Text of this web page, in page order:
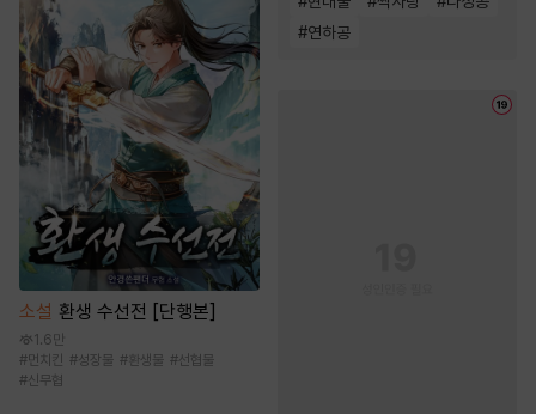
소설 환생 수선전 [단행본]
1.6만
#먼치킨 #성장물 # 환생물 #선협물
#신무협
#연하공